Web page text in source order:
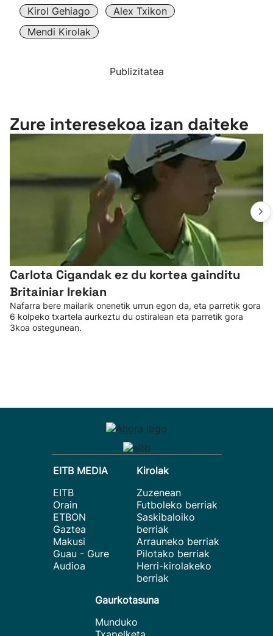
Kirol Gehiago
Alex Txikon
Mendi Kirolak
Publizitatea
Zure interesekoa izan daiteke
Carlota Cigandak ez du kortea gainditu
Britainiar Irekian
Nafarra bere mailarik onenetik urrun egon da, eta parretik gora
6 kolpeko txartela aurkeztu du ostiralean eta parretik gora
3koa ostegunean.
EITB MEDIA
EITB
Orain
ETBON
Gaztea
Makusi
Guau - Gure
Audioa
Kirolak
Zuzenean
Futboleko berriak
Saskibaloiko
berriak
Arrauneko berriak
Pilotako berriak
Herri-kirolakeko
berriak
Gaurkotasuna
Munduko